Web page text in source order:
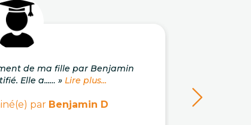
de ma fille par Benjamin
Elle a...… » Lire plus...
par Benjamin D